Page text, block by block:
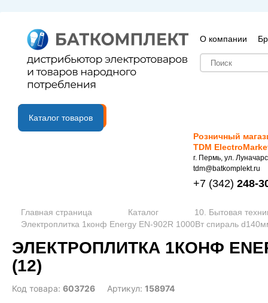
О компании
B2B портал
Каталог товаров
Розничный
TDM
г. Пермь, ул.
tdm@batkomplekt.ru
+7 (342) 248-
Главная страница Каталог
10. Бытовая
Электроплитка 1конф Energy EN-902R 1000Вт спираль
ЭЛЕКТРОПЛИТКА 1КОНФ
(12)
Код товара: 603726 Артикул: 158974